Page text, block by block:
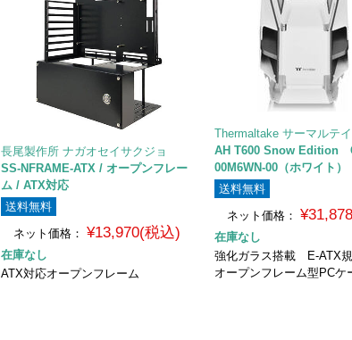
長尾製作所 ナガオセイサクジョ
SS-NFRAME-ATX / オープンフレー
ム / ATX対応
送料無料
ネット価格：
¥13,970(税込)
在庫なし
ATX対応オープンフレーム
Thermaltake サーマルテ
AH T600 Snow Edition
00M6WN-00（ホワイト）
送料無料
ネット価格：
在庫なし
強化ガラス搭載 E-ATX
オープンフレーム型PCケ